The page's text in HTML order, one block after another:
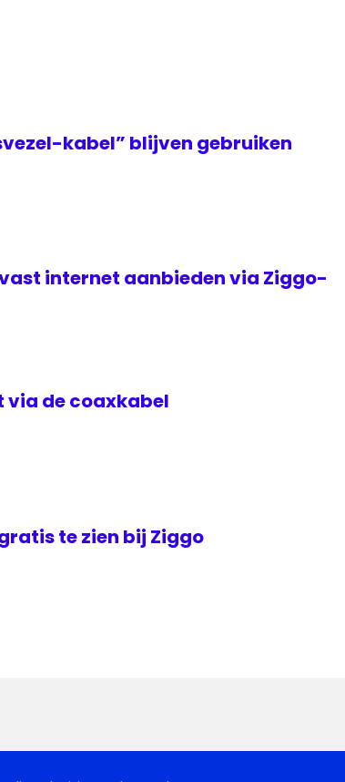
kabel” blijven gebruiken
internet aanbieden via Ziggo-
via de coaxkabel
te zien bij Ziggo